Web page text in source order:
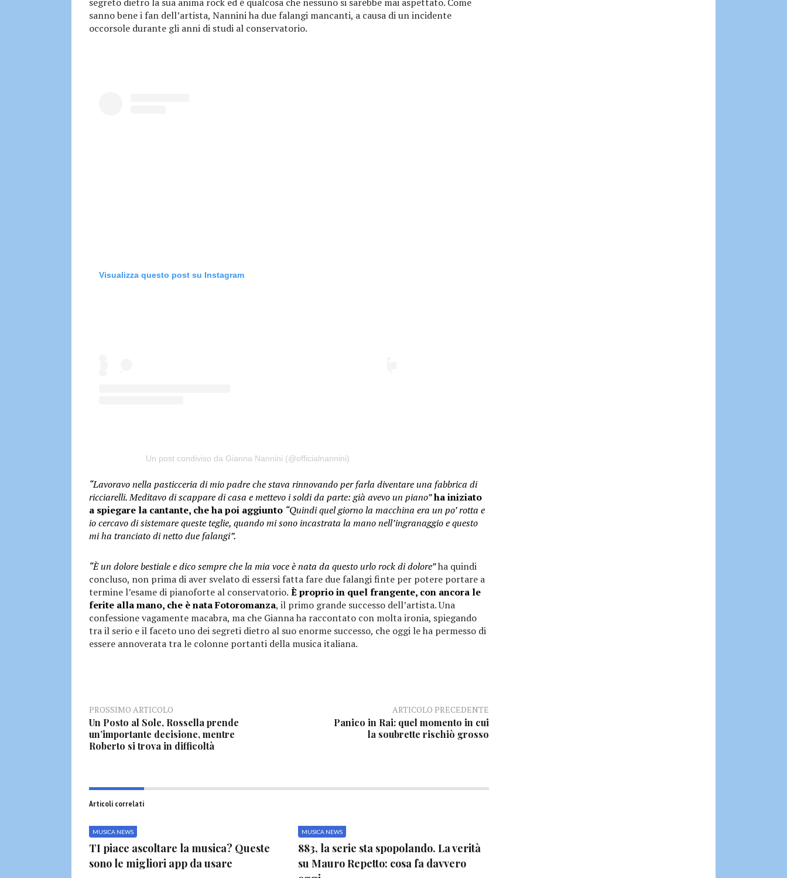
sanno bene i fan dell’artista, Nannini ha due falangi mancanti, a causa di un incidente
occorsole durante gli anni di studi al conservatorio.
Visualizza questo post su Instagram
Un post condiviso da Gianna Nannini (@officialnannini)
“Lavoravo nella pasticceria di mio padre che stava rinnovando per farla diventare una fabbrica di
ricciarelli. Meditavo di scappare di casa e mettevo i soldi da parte: già avevo un piano”ha iniziato
a spiegare la cantante, che ha poi aggiunto “Quindi quel giorno la macchina era un po’ rotta e
io cercavo di sistemare queste teglie, quando mi sono incastrata la mano nell’ingranaggio e questo
mi ha tranciato di netto due falangi”.
“È un dolore bestiale e dico sempre che la mia voce è nata da questo urlo rock di dolore”ha quindi
concluso, non prima di aver svelato di essersi fatta fare due falangi finte per potere portare a
termine l’esame di pianoforte al conservatorio. È proprio in quel frangente, con ancora le
ferite alla mano, che è nata Fotoromanza, il primo grande successo dell’artista. Una
confessione vagamente macabra, ma che Gianna ha raccontato con molta ironia, spiegando
tra il serio e il faceto uno dei segreti dietro al suo enorme successo, che oggi le ha permesso di
essere annoverata tra le colonne portanti della musica italiana.
PROSSIMO ARTICOLO
Un Posto al Sole, Rossella prende
un’importante decisione, mentre
Roberto si trova in difficoltà
ARTICOLO PRECEDENTE
Panico in Rai: quel momento in cui
la soubrette rischiò grosso
Articoli correlati
MUSICA NEWS
TI piace ascoltare la musica? Queste
sono le migliori app da usare
MUSICA NEWS
883, la serie sta spopolando. La verità
su Mauro Repetto: cosa fa davvero